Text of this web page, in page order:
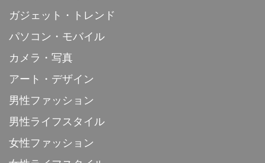
ガジェット・トレンド
パソコン・モバイル
カメラ・写真
アート・デザイン
男性ファッション
男性ライフスタイル
女性ファッション